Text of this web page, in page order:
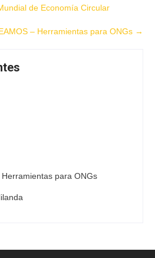
de Economía Circular
– Herramientas para ONGs →
para ONGs